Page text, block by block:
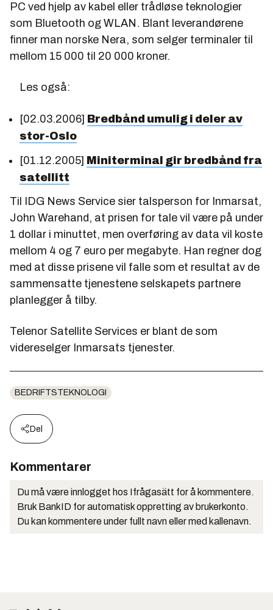
PC ved hjelp av kabel eller trådløse teknologier
som Bluetooth og WLAN. Blant leverandørene
finner man norske Nera, som selger terminaler til
mellom 15 000 til 20 000 kroner.
Les også:
[02.03.2006] Bredbånd umulig i deler av
stor-Oslo
[01.12.2005] Miniterminal gir bredbånd fra
satellitt
Til IDG News Service sier talsperson for Inmarsat,
John Warehand, at prisen for tale vil være på under
1 dollar i minuttet, men overføring av data vil koste
mellom 4 og 7 euro per megabyte. Han regner dog
med at disse prisene vil falle som et resultat av de
sammensatte tjenestene selskapets partnere
planlegger å tilby.
Telenor Satellite Services er blant de som
videreselger Inmarsats tjenester.
BEDRIFTSTEKNOLOGI
Del
Kommentarer
Du må være innlogget hos Ifrågasätt for å kommentere.
Bruk BankID for automatisk oppretting av brukerkonto.
Du kan kommentere under fullt navn eller med kallenavn.